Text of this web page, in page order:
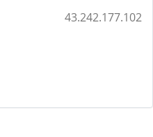
43.242.177.102